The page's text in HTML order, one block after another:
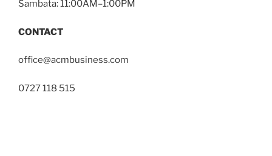
Sambata: 11:00AM–1:00PM
CONTACT
office@acmbusiness.com
0727 118 515